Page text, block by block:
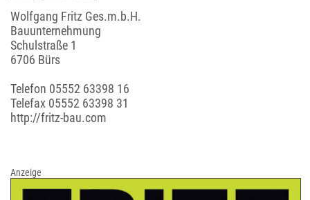
Wolfgang Fritz Ges.m.b.H.
Bauunternehmung
Schulstraße 1
6706 Bürs
Telefon 05552 63398 16
Telefax 05552 63398 31
http://fritz-bau.com
Anzeige